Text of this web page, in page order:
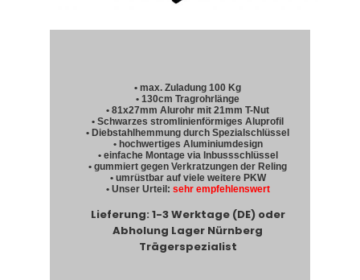
• max. Zuladung 100 Kg
• 130cm Tragrohrlänge
• 81x27mm Alurohr mit 21mm T-Nut
• Schwarzes stromlinienförmiges Aluprofil
• Diebstahlhemmung durch Spezialschlüssel
• hochwertiges Aluminiumdesign
• einfache Montage via Inbussschlüssel
• gummiert gegen Verkratzungen der Reling
• umrüstbar auf viele weitere PKW
• Unser Urteil: sehr empfehlenswert
Lieferung: 1-3 Werktage (DE) oder
Abholung Lager Nürnberg
Trägerspezialist